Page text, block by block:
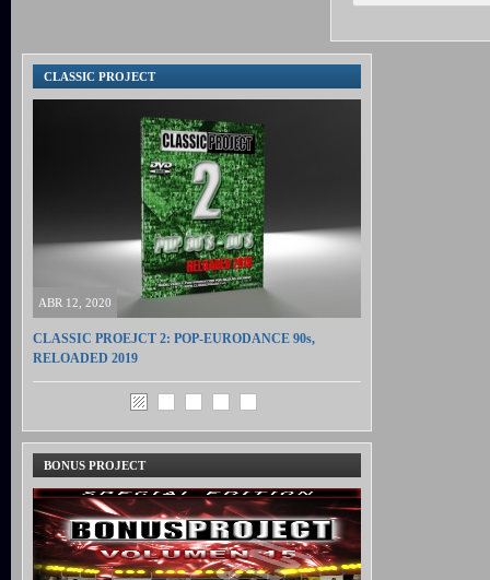
CLASSIC PROJECT
ABR 12, 2020
CLASSIC PROEJCT 2: POP-EURODANCE 90s,
RELOADED 2019
BONUS PROJECT